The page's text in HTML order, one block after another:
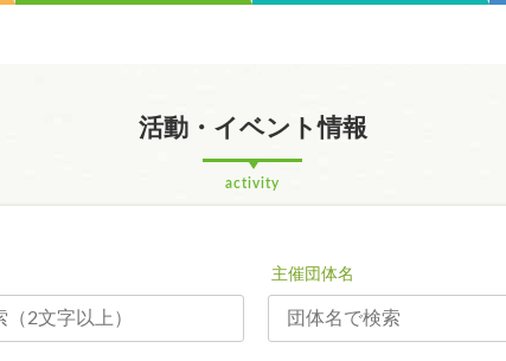
活動・イベント情報
activity
主催団体名